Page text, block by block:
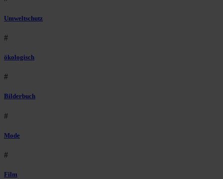
Umweltschutz
#
ökologisch
#
Bilderbuch
#
Mode
#
Film